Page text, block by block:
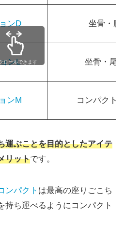
ンD 坐骨・腰
ンL 坐骨・尾
ンM コンパクト
ロールできます
運ぶことを目的としたアイテ
リットです。
ンパクト は最高の座りごこち
持ち運べるようにコンパクト